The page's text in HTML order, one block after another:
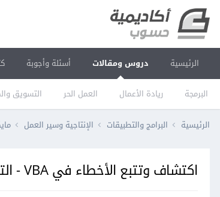
الرئيسية دروس ومقالات
البرمجة ريادة الأعمال العمل الحر التسويق
أسئلة وأجوبة
الرئيسية البرامج والتطبيقات الإنتاجية وسير العمل
اكتشاف وتتبع الأخطاء في VBA - التوقف المؤقت وتغيير الخطوات التالية